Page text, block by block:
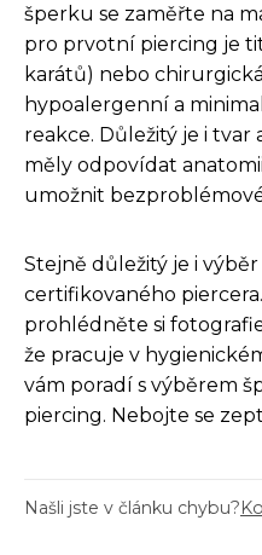
šperku se zaměřte na
pro prvotní piercing je
karátů) nebo
hypoalergenní a
reakce. Důležitý je i
měly odpovídat
umožnit
Stejně důležitý je i
certifikovaného
prohlédněte si
že pracuje v
vám poradí s výběrem
piercing. Nebojte se
Našli jste v článku chybu?